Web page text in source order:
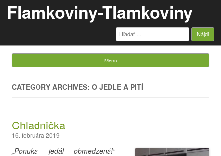
Flamkoviny-Tlamkoviny
Hľadať:
Menu
CATEGORY ARCHIVES: O JEDLE A PITÍ
Chladnička
16. februára 2019
„Ponuka jedál obmedzená!“–